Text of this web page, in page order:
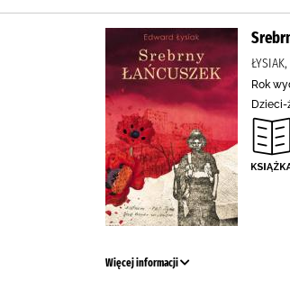
ŁYSIAK,
Rok
Dzieci-
Więcej informacji